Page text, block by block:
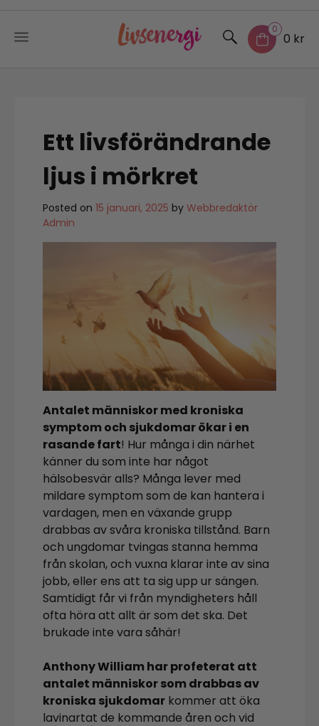
0
0 kr
Ett livsförändrande
ljus i mörkret
Posted on 15 januari, 2025 by Webbredaktör
Admin
Antalet människor med kroniska
symptom och sjukdomar ökar i en
rasande fart! Hur många i din närhet
känner du som inte har något
hälsobesvär alls? Många lever med
mildare symptom som de kan hantera i
vardagen, men en växande grupp
drabbas av svåra kroniska tillstånd. Barn
och ungdomar tvingas stanna hemma
från skolan, och vuxna klarar inte av sina
jobb, eller ens att ta sig upp ur sängen.
Samtidigt får vi från myndigheters håll
ofta höra att allt är som det ska. Det
brukade inte vara såhär!
Anthony William har profeterat att
antalet människor som drabbas av
kroniska sjukdomar kommer att öka
lavinartat de kommande åren och vid